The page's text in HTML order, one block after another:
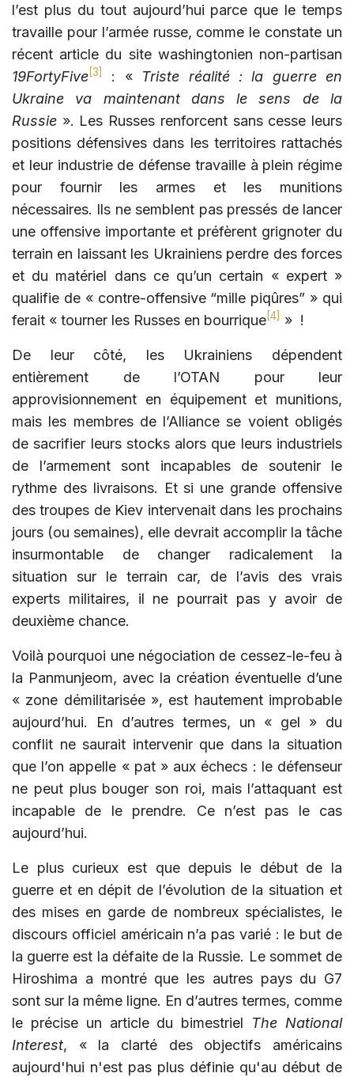
l’est plus du tout aujourd’hui parce que le temps
travaille pour l’armée russe, comme le constate un
récent article du site washingtonien non-partisan
19FortyFive[3] : « Triste réalité : la guerre en
Ukraine va maintenant dans le sens de la
Russie ». Les Russes renforcent sans cesse leurs
positions défensives dans les territoires rattachés
et leur industrie de défense travaille à plein régime
pour fournir les armes et les munitions
nécessaires. Ils ne semblent pas pressés de lancer
une offensive importante et préfèrent grignoter du
terrain en laissant les Ukrainiens perdre des forces
et du matériel dans ce qu’un certain « expert »
qualifie de « contre-offensive “mille piqûres” » qui
ferait « tourner les Russes en bourrique[4] » !
De leur côté, les Ukrainiens dépendent
entièrement de l’OTAN pour leur
approvisionnement en équipement et munitions,
mais les membres de l’Alliance se voient obligés
de sacrifier leurs stocks alors que leurs industriels
de l’armement sont incapables de soutenir le
rythme des livraisons. Et si une grande offensive
des troupes de Kiev intervenait dans les prochains
jours (ou semaines), elle devrait accomplir la tâche
insurmontable de changer radicalement la
situation sur le terrain car, de l’avis des vrais
experts militaires, il ne pourrait pas y avoir de
deuxième chance.
Voilà pourquoi une négociation de cessez-le-feu à
la Panmunjeom, avec la création éventuelle d’une
« zone démilitarisée », est hautement improbable
aujourd’hui. En d’autres termes, un « gel » du
conflit ne saurait intervenir que dans la situation
que l’on appelle « pat » aux échecs : le défenseur
ne peut plus bouger son roi, mais l’attaquant est
incapable de le prendre. Ce n’est pas le cas
aujourd’hui.
Le plus curieux est que depuis le début de la
guerre et en dépit de l’évolution de la situation et
des mises en garde de nombreux spécialistes, le
discours officiel américain n’a pas varié : le but de
la guerre est la défaite de la Russie. Le sommet de
Hiroshima a montré que les autres pays du G7
sont sur la même ligne. En d’autres termes, comme
le précise un article du bimestriel The National
Interest, « la clarté des objectifs américains
aujourd'hui n'est pas plus définie qu'au début de